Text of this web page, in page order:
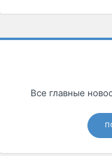
Все главные